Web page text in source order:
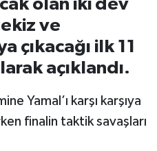
olan iki dev
ve
çıkacağı ilk 11
açıklandı.
Yamal’ı karşı karşıya
finalin taktik savaşları